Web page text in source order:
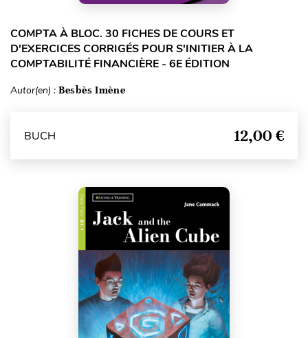
COMPTA À BLOC. 30 FICHES DE COURS ET
D'EXERCICES CORRIGÉS POUR S'INITIER À LA
COMPTABILITÉ FINANCIÈRE - 6E ÉDITION
Autor(en) : Besbès Imène
BUCH 12,00 €